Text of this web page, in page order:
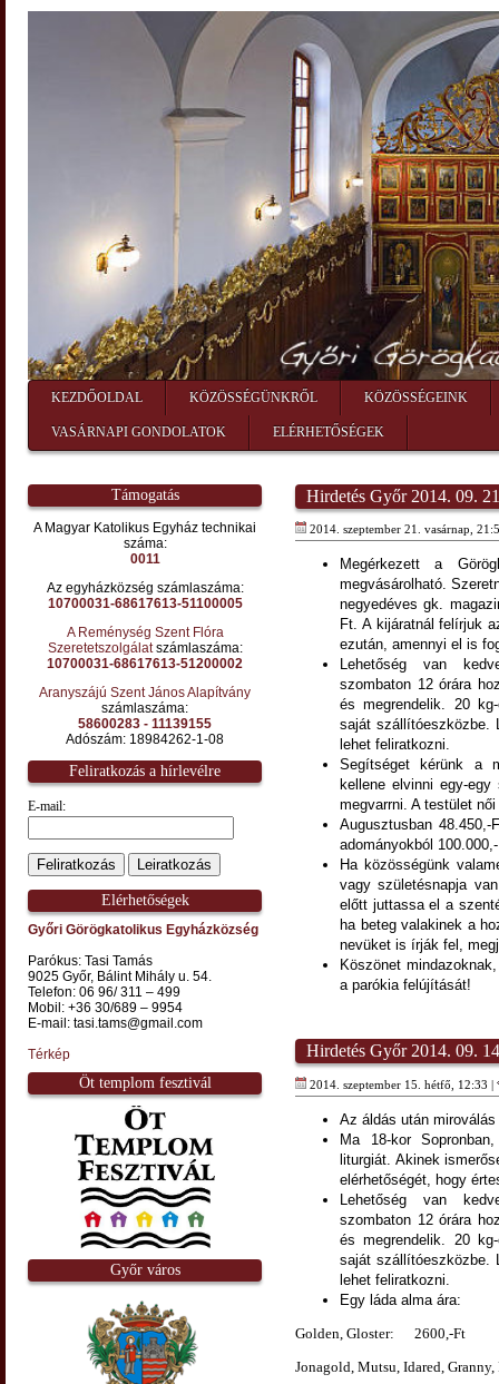
KEZDŐOLDAL KÖZÖSSÉGÜNKRŐL KÖZÖSSÉGEINK
VASÁRNAPI GONDOLATOK ELÉRHETŐSÉGEK
Támogatás
A Magyar Katolikus Egyház technikai
száma:
0011
Az egyházközség számlaszáma:
10700031-68617613-51100005
A Reménység Szent Flóra
Szeretetszolgálatszámlaszáma:
10700031-68617613-51200002
Aranyszájú Szent János Alapítvány
számlaszáma:
58600283 - 11139155
Adószám: 18984262-1-08
Feliratkozás a hírlevélre
E-mail:
Elérhetőségek
Győri Görögkatolikus Egyházközség
Parókus: Tasi Tamás
9025 Győr, Bálint Mihály u. 54.
Telefon: 06 96/ 311 – 499
Mobil: +36 30/689 – 9954
E-mail: tasi.tams@gmail.com
Térkép
Öt templom fesztivál
Győr város
Hirdetés Győr 2014. 09.
2014. szeptember 21. vasárnap,
Megérkezett a
megvásárolható.
negyedéves gk.
Ft. A kijáratnál felírjuk
ezután, amennyi el is
Lehetőség van
szombaton 12 órára
és megrendelik. 20
saját szállítóeszközbe.
lehet feliratkozni.
Segítséget kérünk a
kellene elvinni egy-
megvarrni. A testület
Augusztusban
adományokból
Ha közösségünk
vagy születésnapja
előtt juttassa el a
ha beteg valakinek a
nevüket is írják fel,
Köszönet
a parókia felújítását!
Hirdetés Győr 2014. 09.
2014. szeptember 15. hétfő, 12:33 |
Az áldás után
Ma 18-kor
liturgiát. Akinek
elérhetőségét, hogy
Lehetőség van
szombaton 12 órára
és megrendelik. 20
saját szállítóeszközbe.
lehet feliratkozni.
Egy láda alma ára:
Golden, Gloster: 2600,-Ft
Jonagold, Mutsu, Idared,